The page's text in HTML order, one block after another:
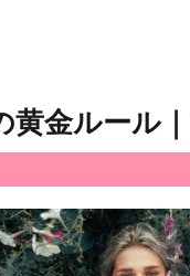
黄金ルール